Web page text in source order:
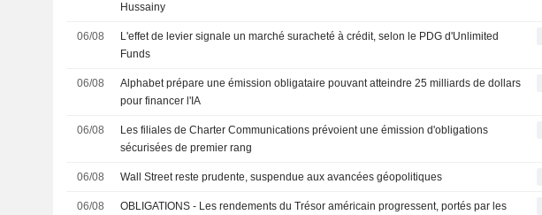
Hussainy
06/08
L'effet de levier signale un marché suracheté à crédit, selon le PDG d'Unlimited
Funds
06/08
Alphabet prépare une émission obligataire pouvant atteindre 25 milliards de dollars
pour financer l'IA
06/08
Les filiales de Charter Communications prévoient une émission d'obligations
sécurisées de premier rang
06/08 Wall Street reste prudente, suspendue aux avancées géopolitiques
06/08
OBLIGATIONS - Les rendements du Trésor américain progressent, portés par les